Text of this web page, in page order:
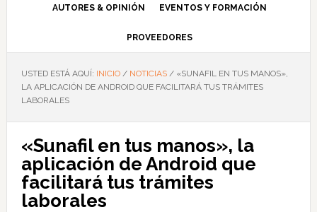
AUTORES & OPINIÓN EVENTOS Y FORMACIÓN
PROVEEDORES
USTED ESTÁ AQUÍ: INICIO / NOTICIAS /«SUNAFIL EN TUS MANOS»,
LA APLICACIÓN DE ANDROID QUE FACILITARÁ TUS TRÁMITES
LABORALES
«Sunafil en tus manos», la
aplicación de Android que
facilitará tus trámites
laborales